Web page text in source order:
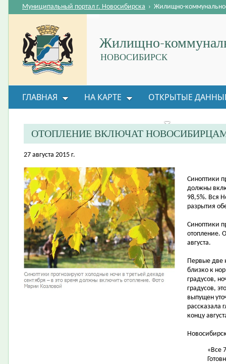
Жилищно-
НОВОСИБИРСК
Муниципальный портал г. Новосибирска › Жилищно-
ГЛАВНАЯ НА КАРТЕ ОТКРЫТЫЕ
ВОПРОС-ОТВЕТ ОРГАНИЗАЦИИ
ОТОПЛЕНИЕ ВКЛЮЧАТ
27 августа 2015 г.
Синоптики
должны
98,5%. Вся
разрытия
Синоптики
отопление.
августа.
Первые две
близко к
градусов,
градусов,
выпущен
рассказала
концу
«Все